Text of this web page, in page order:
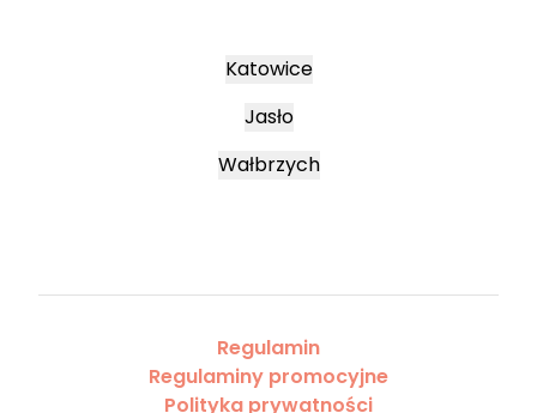
Katowice
Jasło
Wałbrzych
Regulamin
Regulaminy promocyjne
Polityka prywatności